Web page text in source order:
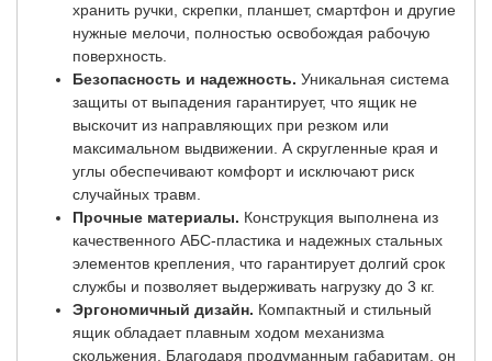
хранить ручки, скрепки, планшет, смартфон и другие
нужные мелочи, полностью освобождая рабочую
поверхность.
Безопасность и надежность. Уникальная система
защиты от выпадения гарантирует, что ящик не
выскочит из направляющих при резком или
максимальном выдвижении. А скругленные края и
углы обеспечивают комфорт и исключают риск
случайных травм.
Прочные материалы. Конструкция выполнена из
качественного АБС-пластика и надежных стальных
элементов крепления, что гарантирует долгий срок
службы и позволяет выдерживать нагрузку до 3 кг.
Эргономичный дизайн. Компактный и стильный
ящик обладает плавным ходом механизма
скольжения. Благодаря продуманным габаритам, он